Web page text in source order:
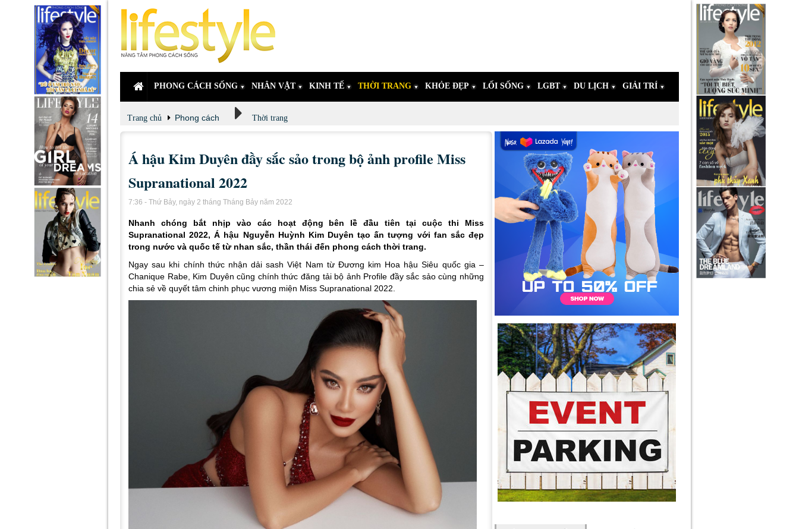
PHONG CÁCH SỐNG NHÂN VẬT KINH TẾ THỜI TRANG KHỎE ĐẸP LỐI SỐNG LGBT DU LỊCH GIẢI TRÍ
Trang chủ Phong cách Thời trang
Á hậu Kim Duyên đầy sắc sảo trong bộ ảnh profile Miss
Supranational 2022
7:36 - Thứ Bảy, ngày 2 tháng Tháng Bảy năm 2022
Nhanh chóng bắt nhịp vào các hoạt động bên lề đầu tiên tại cuộc thi Miss
Supranational 2022, Á hậu Nguyễn Huỳnh Kim Duyên tạo ấn tượng với fan sắc đẹp
trong nước và quốc tế từ nhan sắc, thần thái đến phong cách thời trang.
Ngay sau khi chính thức nhận dải sash Việt Nam từ Đương kim Hoa hậu Siêu quốc gia –
Chanique Rabe, Kim Duyên cũng chính thức đăng tải bộ ảnh Profile đầy sắc sảo cùng những
chia sẻ về quyết tâm chinh phục vương miện Miss Supranational 2022.